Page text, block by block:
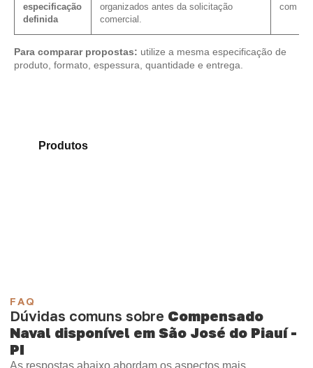
especificação
definida
organizados antes da solicitação
comercial.
com as
Para comparar propostas: utilize a mesma especificação de
produto, formato, espessura, quantidade e entrega.
Produtose encontre o produto mais compatível
FAQ
Dúvidas comuns sobre Compensado
Naval disponível em São José do Piauí -
PI
As respostas abaixo abordam os aspectos mais